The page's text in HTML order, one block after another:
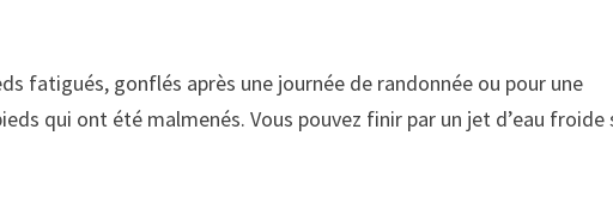
fatigués, gonflés après une journée de randonnée ou pour une
qui ont été malmenés. Vous pouvez finir par un jet d’eau froide